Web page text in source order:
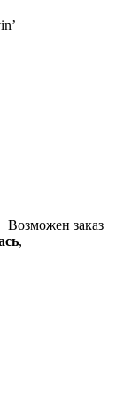
Возможен заказ
,